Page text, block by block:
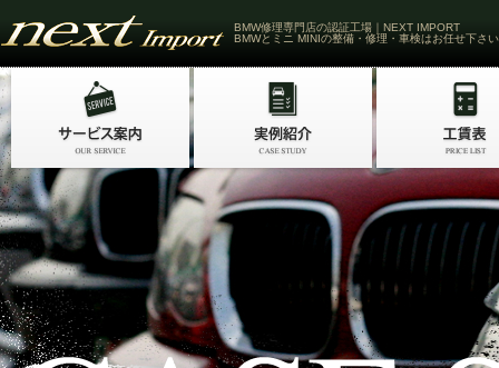
BMW修理専門店の認証工場｜NEXT IMPORT
BMWとミニ MINIの整備・修理・車検はお任せ下さい